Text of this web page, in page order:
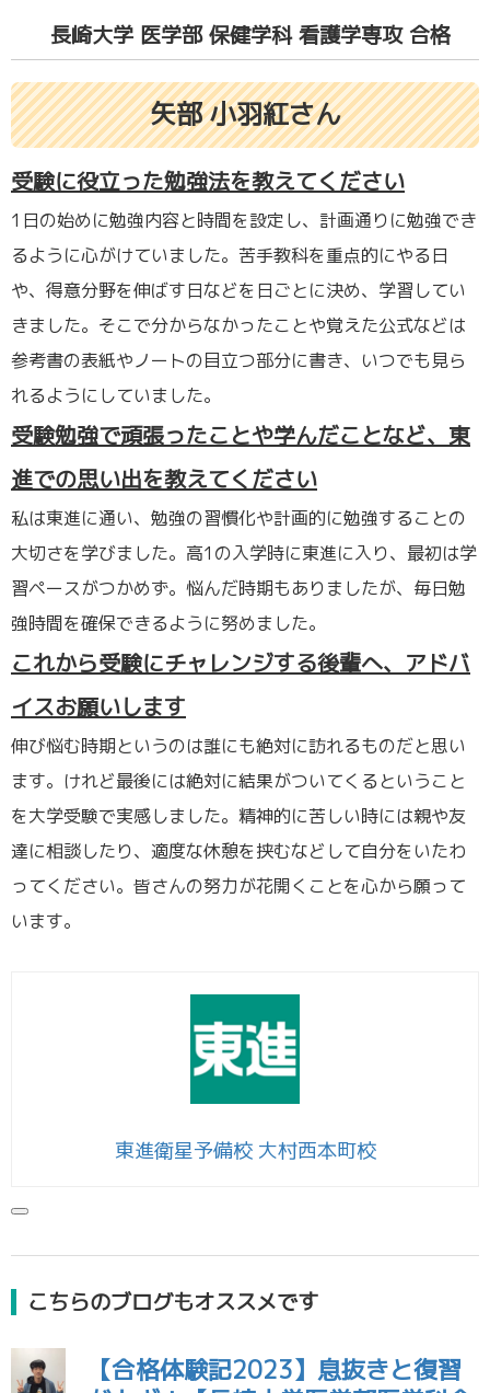
長崎大学 医学部 保健学科 看護学専攻 合格
矢部 小羽紅さん
受験に役立った勉強法を教えてください
1日の始めに勉強内容と時間を設定し、計画通りに勉強でき
るように心がけていました。苦手教科を重点的にやる日
や、得意分野を伸ばす日などを日ごとに決め、学習してい
きました。そこで分からなかったことや覚えた公式などは
参考書の表紙やノートの目立つ部分に書き、いつでも見ら
れるようにしていました。
受験勉強で頑張ったことや学んだことなど、東
進での思い出を教えてください
私は東進に通い、勉強の習慣化や計画的に勉強することの
大切さを学びました。高1の入学時に東進に入り、最初は学
習ペースがつかめず。悩んだ時期もありましたが、毎日勉
強時間を確保できるように努めました。
これから受験にチャレンジする後輩へ、アドバ
イスお願いします
伸び悩む時期というのは誰にも絶対に訪れるものだと思い
ます。けれど最後には絶対に結果がついてくるということ
を大学受験で実感しました。精神的に苦しい時には親や友
達に相談したり、適度な休憩を挟むなどして自分をいたわ
ってください。皆さんの努力が花開くことを心から願って
います。
東進衛星予備校 大村西本町校
こちらのブログもオススメです
【合格体験記2023】息抜きと復習